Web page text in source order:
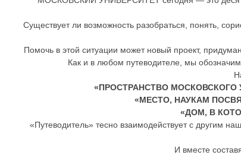
Существует ли возможность разобраться, понять,
Помочь в этой ситуации может новый проект,
Как и в любом путеводителе, мы
«ПРОСТРАНСТВО МОСКОВСКОГО
«МЕСТО, НАУКАМ
«ДОМ, В
«Путеводитель» тесно взаимодействует с другим
И вместе